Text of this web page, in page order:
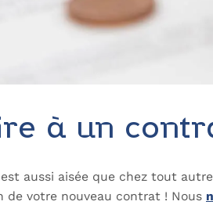
à un
aussi aisée que chez tout
de votre nouveau contrat ! Nous